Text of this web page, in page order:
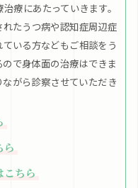
療にあたっていきます。
たうつ病や認知症周辺症
いる方などもご相談をう
で身体面の治療はできま
がら診察させていただき
ら
こちら